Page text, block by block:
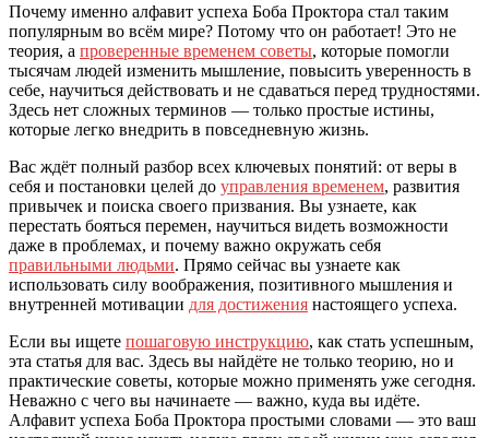
Почему именно алфавит успеха Боба Проктора стал таким
популярным во всём мире? Потому что он работает! Это не
теория, а проверенные временем советы, которые помогли
тысячам людей изменить мышление, повысить уверенность в
себе, научиться действовать и не сдаваться перед трудностями.
Здесь нет сложных терминов — только простые истины,
которые легко внедрить в повседневную жизнь.
Вас ждёт полный разбор всех ключевых понятий: от веры в
себя и постановки целей до управления временем, развития
привычек и поиска своего призвания. Вы узнаете, как
перестать бояться перемен, научиться видеть возможности
даже в проблемах, и почему важно окружать себя
правильными людьми. Прямо сейчас вы узнаете как
использовать силу воображения, позитивного мышления и
внутренней мотивации для достижения настоящего успеха.
Если вы ищете пошаговую инструкцию, как стать успешным,
эта статья для вас. Здесь вы найдёте не только теорию, но и
практические советы, которые можно применять уже сегодня.
Неважно с чего вы начинаете — важно, куда вы идёте.
Алфавит успеха Боба Проктора простыми словами — это ваш